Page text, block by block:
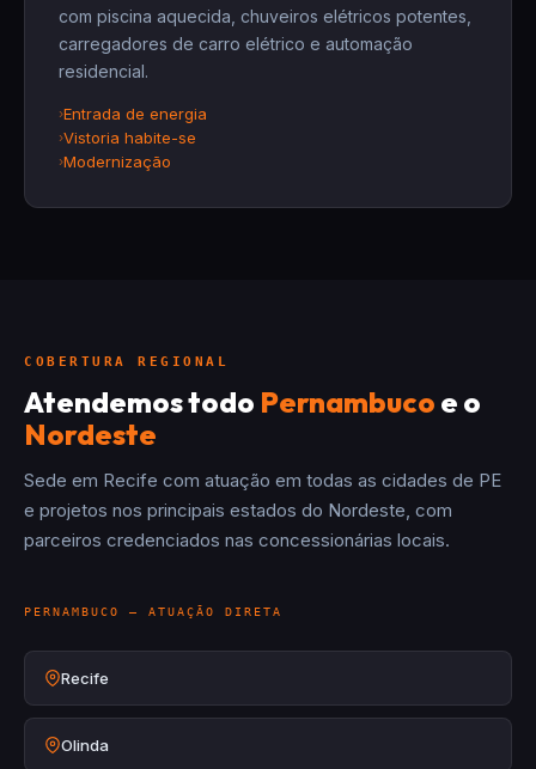
com piscina aquecida, chuveiros elétricos potentes,
carregadores de carro elétrico e automação
residencial.
Entrada de energia
Vistoria habite-se
Modernização
COBERTURA REGIONAL
Atendemos todo Pernambuco e o
Nordeste
Sede em Recife com atuação em todas as cidades de PE
e projetos nos principais estados do Nordeste, com
parceiros credenciados nas concessionárias locais.
PERNAMBUCO — ATUAÇÃO DIRETA
Recife
Olinda